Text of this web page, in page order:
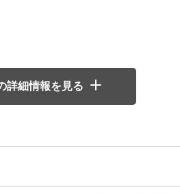
詳細情報を見る